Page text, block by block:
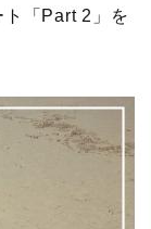
ト「Part 2」を